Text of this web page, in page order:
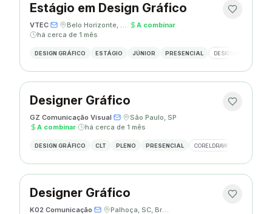
Estágio em Design Gráfico
VTEC· · Belo Horizonte, MG · A combinar·
há cerca de 1 mês
DESIGN GRÁFICO ESTÁGIO JÚNIOR PRESENCIAL DESIGN GRÁFICO
Designer Gráfico
GZ Comunicação Visual· · São Paulo, SP·
A combinar· há cerca de 1 mês
DESIGN GRÁFICO CLT PLENO PRESENCIAL CORELDRAW
Designer Gráfico
K02 Comunicação· · Palhoça, SC, Brasil ·